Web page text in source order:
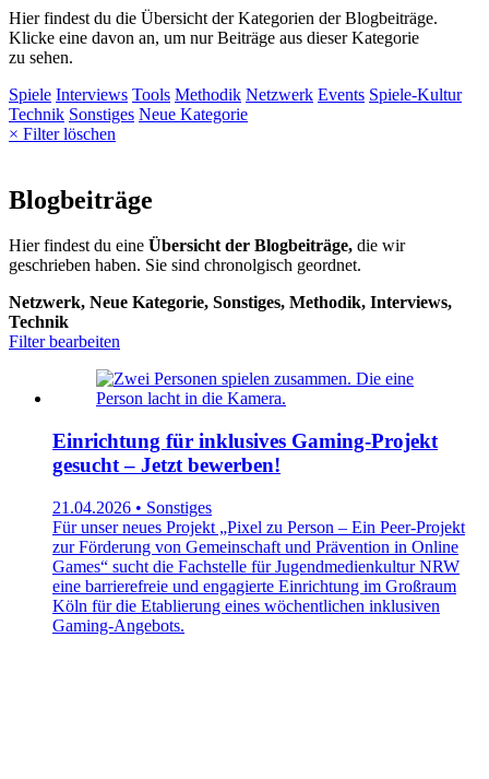
Hier findest du die Übersicht der Kategorien der Blogbeiträge.
Klicke eine davon an, um nur Beiträge aus dieser Kategorie
zu sehen.
Spiele Interviews Tools Methodik Netzwerk Events Spiele-Kultur
Technik Sonstiges Neue Kategorie
× Filter löschen
Blogbeiträge
Hier findest du eine Übersicht der Blogbeiträge, die wir
geschrieben haben. Sie sind chronolgisch geordnet.
Netzwerk, Neue Kategorie, Sonstiges, Methodik, Interviews,
Technik
Filter bearbeiten
Einrichtung für inklusives Gaming-Projekt
gesucht – Jetzt bewerben!
21.04.2026 • Sonstiges
Für unser neues Projekt „Pixel zu Person – Ein Peer-Projekt
zur Förderung von Gemeinschaft und Prävention in Online
Games“ sucht die Fachstelle für Jugendmedienkultur NRW
eine barrierefreie und engagierte Einrichtung im Großraum
Köln für die Etablierung eines wöchentlichen inklusiven
Gaming-Angebots.